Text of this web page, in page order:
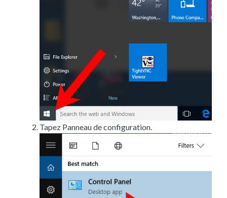
Tapez Panneau de configuration.